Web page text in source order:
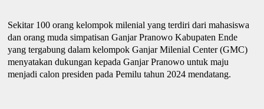
Sekitar 100 orang kelompok milenial yang terdiri dari mahasiswa
dan orang muda simpatisan Ganjar PranowoKabupaten Ende
yang tergabung dalam kelompok Ganjar Milenial Center (GMC)
menyatakan dukungan kepada Ganjar Pranowo untuk maju
menjadi calonpresiden pada Pemilu tahun 2024 mendatang.